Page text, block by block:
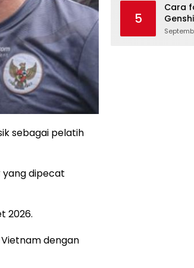
sebagai pelatih
yang dipecat
2026.
dengan
5
Cara